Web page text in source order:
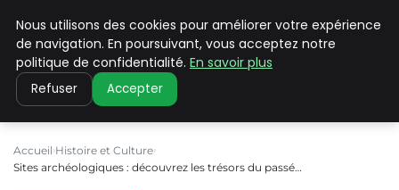
PILAT PATRIMOINES
Accueil Histoire et Culture
Sites archéologiques : découvrez les trésors du passé…
Nous utilisons des cookies pour améliorer votre expérience
de navigation. En poursuivant, vous acceptez notre
politique de confidentialité. En savoir plus
Refuser Accepter